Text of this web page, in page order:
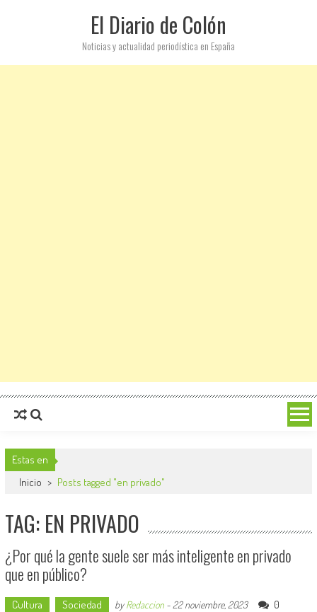
El Diario de Colón
Noticias y actualidad periodística en España
Estas en
Inicio > Posts tagged "en privado"
TAG: EN PRIVADO
¿Por qué la gente suele ser más inteligente en privado
que en público?
Cultura Sociedad byRedaccion- 22 noviembre, 2023 0